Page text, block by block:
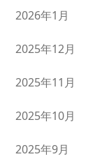
2026年1月
2025年12月
2025年11月
2025年10月
2025年9月